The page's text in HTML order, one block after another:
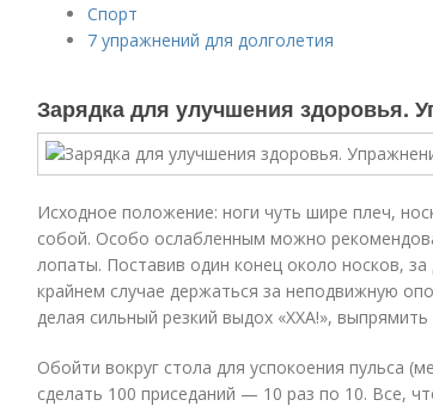
Спорт
7 упражнений для долголетия
Зарядка для улучшения здоровья.
Исходное положение: ноги чуть шире плеч,
собой. Особо ослабленным можно
лопаты. Поставив один конец около носков,
крайнем случае держаться за неподвижную
делая сильный резкий выдох «ХХА!»,
Обойти вокруг стола для успокоения пульса
сделать 100 приседаний — 10 раз по 10. Все,